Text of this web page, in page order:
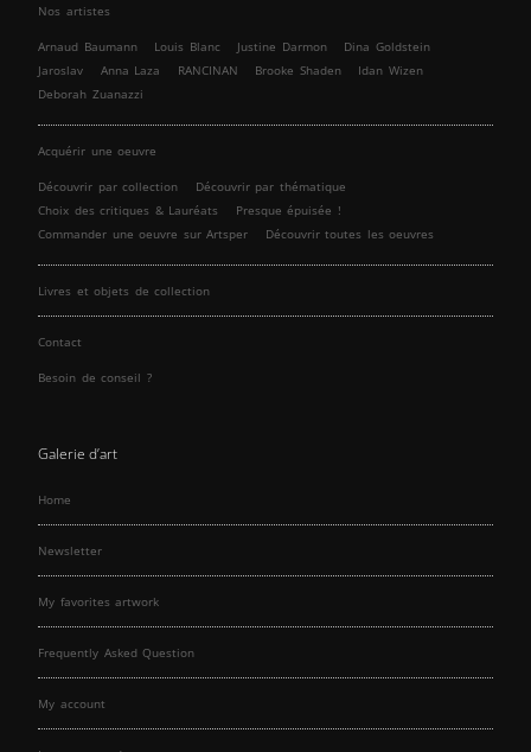
Nos artistes
Arnaud Baumann Louis Blanc Justine Darmon
Dina Goldstein
Jaroslav
Anna Laza RANCINAN Brooke Shaden
Idan Wizen
Deborah Zuanazzi
Acquérir une oeuvre
Découvrir par collection
Découvrir par thématique
Choix des critiques & Lauréats
Presque épuisée !
Commander une oeuvre sur Artsper
Découvrir toutes les oeuvres
Livres et objets de collection
Contact
Besoin de conseil ?
Galerie d’art
Home
Newsletter
My favorites artwork
Frequently Asked Question
My account